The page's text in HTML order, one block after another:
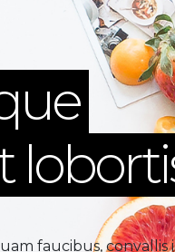
faucibus, convallis